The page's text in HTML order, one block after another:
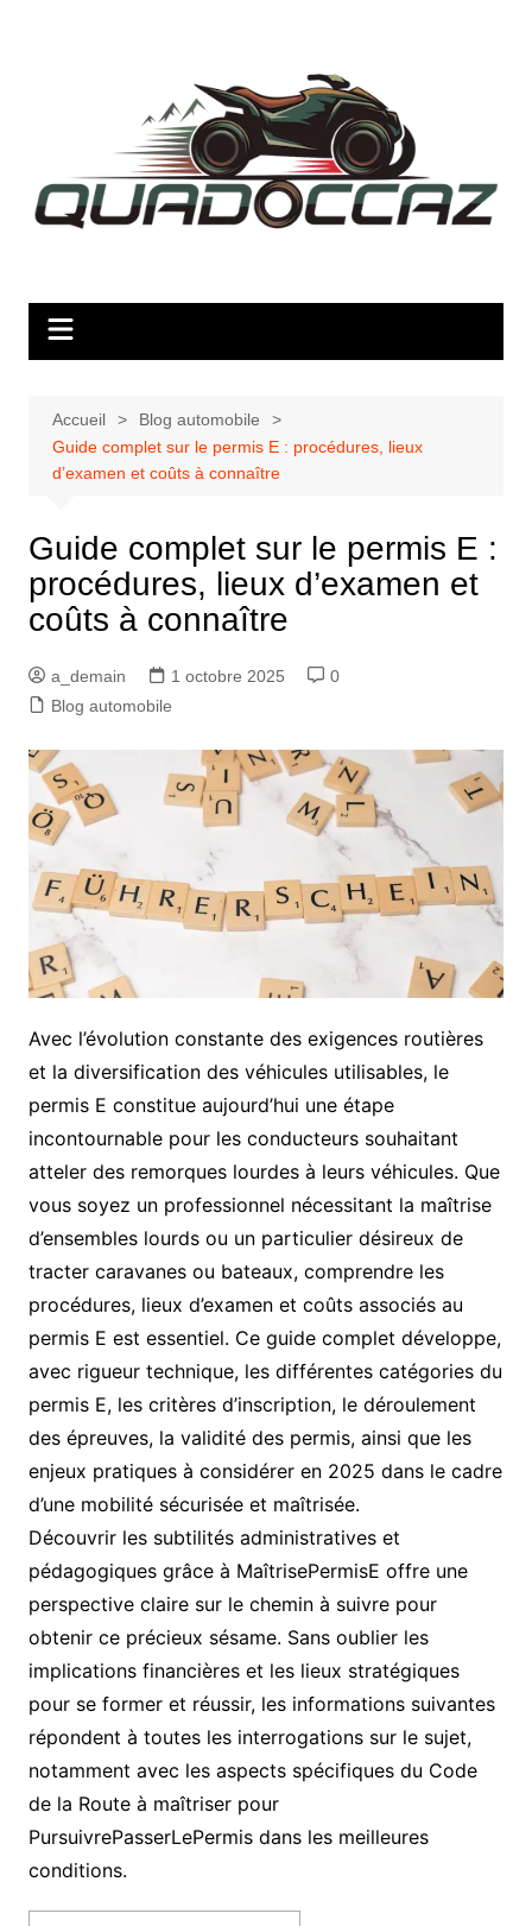
Accueil
Blog automobile
Guide complet sur le permis E : procédures, lieux
d’examen et coûts à connaître
Guide complet sur le permis E :
procédures, lieux d’examen et
coûts à connaître
a_demain 1 octobre 2025
0
Blog automobile
Avec l’évolution constante des exigences routières
et la diversification des véhicules utilisables, le
permis E constitue aujourd’hui une étape
incontournable pour les conducteurs souhaitant
atteler des remorques lourdes à leurs véhicules. Que
vous soyez un professionnel nécessitant la maîtrise
d’ensembles lourds ou un particulier désireux de
tracter caravanes ou bateaux, comprendre les
procédures, lieux d’examen et coûts associés au
permis E est essentiel. Ce guide complet développe,
avec rigueur technique, les différentes catégories du
permis E, les critères d’inscription, le déroulement
des épreuves, la validité des permis, ainsi que les
enjeux pratiques à considérer en 2025 dans le cadre
d’une mobilité sécurisée et maîtrisée.
Découvrir les subtilités administratives et
pédagogiques grâce à MaîtrisePermisE offre une
perspective claire sur le chemin à suivre pour
obtenir ce précieux sésame. Sans oublier les
implications financières et les lieux stratégiques
pour se former et réussir, les informations suivantes
répondent à toutes les interrogations sur le sujet,
notamment avec les aspects spécifiques du Code
de la Route à maîtriser pour
PursuivrePasserLePermis dans les meilleures
conditions.